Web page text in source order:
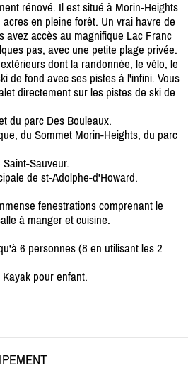
rénové. Il est situé à Morin-Heights
en pleine forêt. Un vrai havre de
avez accès au magnifique Lac Franc
pas, avec une petite plage privée.
dont la randonnée, le vélo, le
de fond avec ses pistes à l'infini. Vous
directement sur les pistes de ski de
du parc Des Bouleaux.
du Sommet Morin-Heights, du parc
Sauveur.
de st-Adolphe-d'Howard.
fenestrations comprenant le
à manger et cuisine.
6 personnes (8 en utilisant les 2
pour enfant.